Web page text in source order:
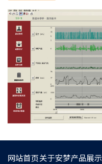
网站首页关于安梦产品展示